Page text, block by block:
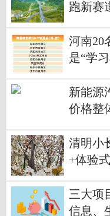
跑新赛
河南20
是“学
新能源
价格整
清明小
+体验
三大项
信息、